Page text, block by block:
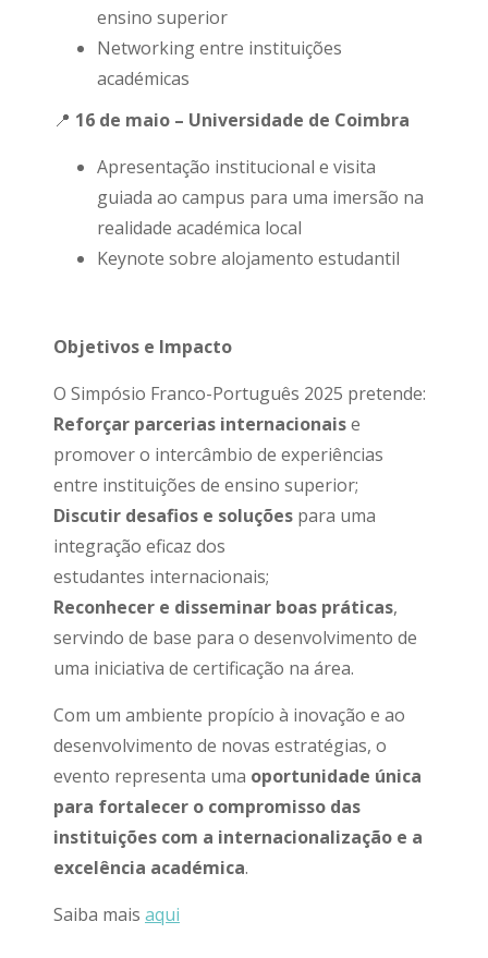
ensino superior
Networking entre instituições
académicas
📍 16 de maio – Universidade de Coimbra
Apresentação institucional e visita
guiada ao campus para uma imersão na
realidade académica local
Keynote sobre alojamento estudantil
Objetivos e Impacto
O Simpósio Franco-Português 2025 pretende:
Reforçar parcerias internacionaise
promover o intercâmbio de experiências
entre instituições de ensino superior;
Discutir desafios e soluções para uma
integração eficaz dos
estudantes internacionais;
Reconhecer e disseminar boas práticas,
servindo de base para o desenvolvimento de
uma iniciativa de certificação na área.
Com um ambiente propício à inovação e ao
desenvolvimento de novas estratégias, o
evento representa uma oportunidade única
para fortalecer o compromisso das
instituições com a internacionalização e a
excelência académica.
Saiba mais aqui